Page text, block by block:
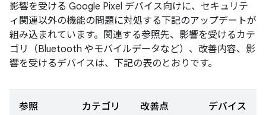
影響を受ける Google Pixel デバイス向けに、セキュリテ
ィ関連以外の機能の問題に対処する下記のアップデートが
組み込まれています。関連する参照先、影響を受けるカテ
ゴリ（Bluetooth やモバイルデータなど）、改善内容、影
響を受けるデバイスは、下記の表のとおりです。
参照 カテゴリ 改善点 デバイス